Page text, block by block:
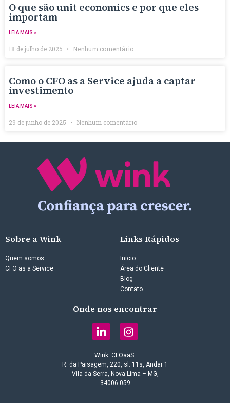
O que são unit economics e por que eles
importam
LEIA MAIS »
18 de julho de 2025 Nenhum comentário
Como o CFO as a Service ajuda a captar
investimento
LEIA MAIS »
29 de junho de 2025 Nenhum comentário
Sobre a Wink
Quem somos
CFO as a Service
Links Rápidos
Inicio
Área do Cliente
Blog
Contato
Onde nos encontrar
Wink. CFOaaS.
R. da Paisagem, 220, sl. 11s, Andar 1
Vila da Serra, Nova Lima – MG,
34006-059